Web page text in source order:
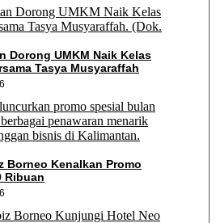
Dorong UMKM Naik Kelas
Tasya Musyaraffah
Borneo Kenalkan Promo
Ribuan